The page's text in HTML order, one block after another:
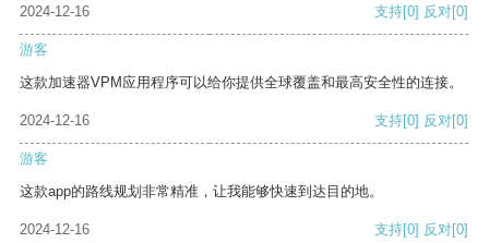
2024-12-16 支持[0] 反对[0]
游客
这款加速器VPM应用程序可以给你提供全球覆盖和最高安全性的连接。
2024-12-16 支持[0] 反对[0]
游客
这款app的路线规划非常精准，让我能够快速到达目的地。
2024-12-16 支持[0] 反对[0]